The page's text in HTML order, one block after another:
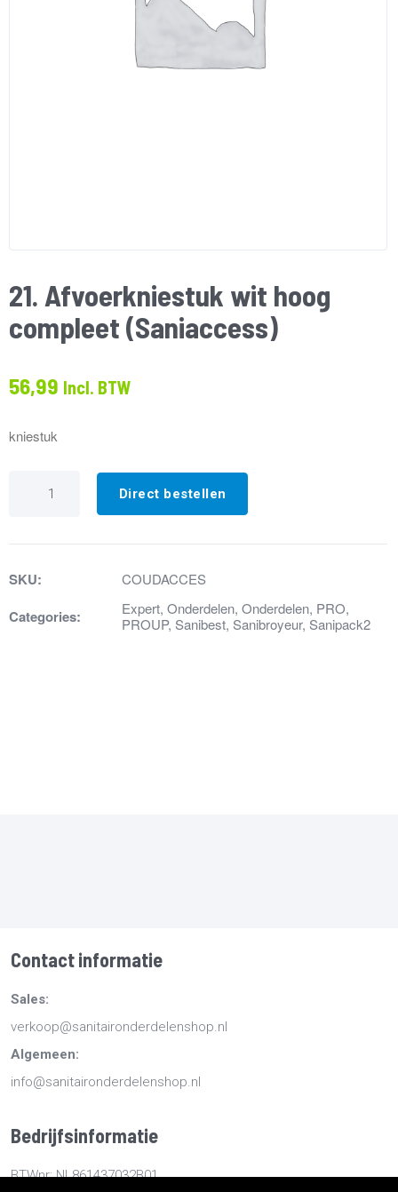
21. Afvoerkniestuk wit hoog
compleet (Saniaccess)
56,99 Incl. BTW
kniestuk
Afvoerkniestuk
aantal
Direct bestellen
SKU: COUDACCES
Categories: Expert, Onderdelen, Onderdelen, PRO,
PROUP, Sanibest, Sanibroyeur, Sanipack2
Contact informatie
Sales:
verkoop@sanitaironderdelenshop.nl
Algemeen:
info@sanitaironderdelenshop.nl
Bedrijfsinformatie
BTWnr: NL861437032B01